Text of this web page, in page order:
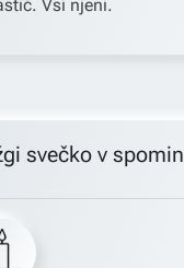
Vsi njeni.
svečko v spomin